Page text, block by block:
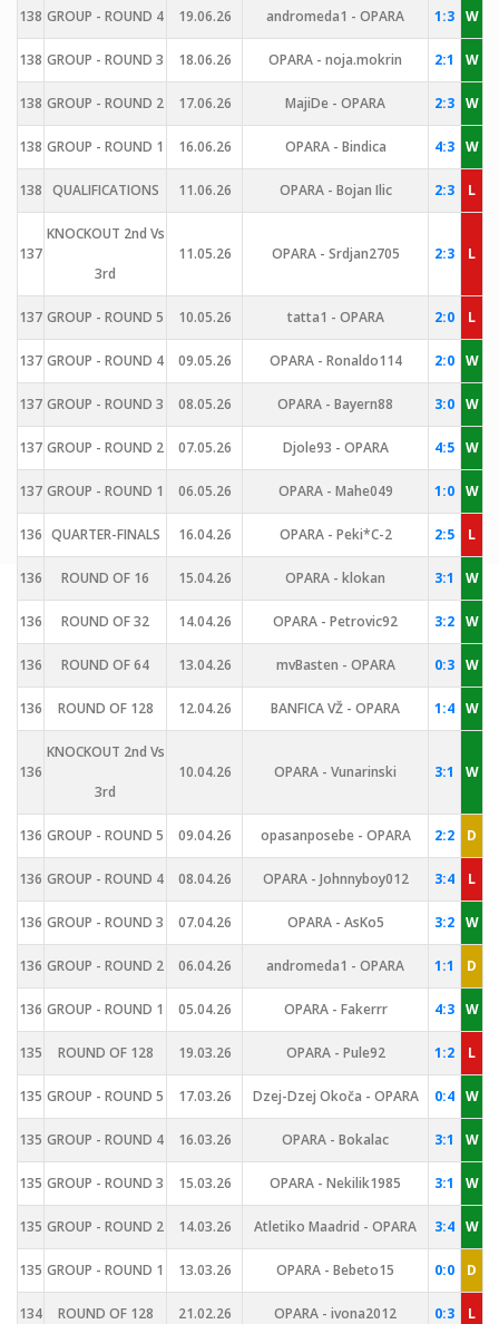
138 GROUP - ROUND 4 19.06.26 andromeda1 - OPARA 1:3 W
138 GROUP - ROUND 3 18.06.26 OPARA - noja.mokrin 2:1 W
138 GROUP - ROUND 2 17.06.26 MajiDe - OPARA 2:3 W
138 GROUP - ROUND 1 16.06.26 OPARA - Bindica 4:3 W
138 QUALIFICATIONS 11.06.26 OPARA - Bojan Ilic 2:3 L
137
KNOCKOUT 2nd Vs
3rd
11.05.26 OPARA - Srdjan2705 2:3 L
137 GROUP - ROUND 5 10.05.26 tatta1 - OPARA 2:0 L
137 GROUP - ROUND 4 09.05.26 OPARA - Ronaldo114 2:0 W
137 GROUP - ROUND 3 08.05.26 OPARA - Bayern88 3:0 W
137 GROUP - ROUND 2 07.05.26 Djole93 - OPARA 4:5 W
137 GROUP - ROUND 1 06.05.26 OPARA - Mahe049 1:0 W
136 QUARTER-FINALS 16.04.26 OPARA - Peki*C-2 2:5 L
136 ROUND OF 16 15.04.26 OPARA - klokan 3:1 W
136 ROUND OF 32 14.04.26 OPARA - Petrovic92 3:2 W
136 ROUND OF 64 13.04.26 mvBasten - OPARA 0:3 W
136 ROUND OF 128 12.04.26 BANFICA VŽ - OPARA 1:4 W
136
KNOCKOUT 2nd Vs
3rd
10.04.26 OPARA - Vunarinski 3:1 W
136 GROUP - ROUND 5 09.04.26 opasanposebe - OPARA 2:2 D
136 GROUP - ROUND 4 08.04.26 OPARA - Johnnyboy012 3:4 L
136 GROUP - ROUND 3 07.04.26 OPARA - AsKo5 3:2 W
136 GROUP - ROUND 2 06.04.26 andromeda1 - OPARA 1:1 D
136 GROUP - ROUND 1 05.04.26 OPARA - Fakerrr 4:3 W
135 ROUND OF 128 19.03.26 OPARA - Pule92 1:2 L
135 GROUP - ROUND 5 17.03.26 Dzej-Dzej Okoča - OPARA 0:4 W
135 GROUP - ROUND 4 16.03.26 OPARA - Bokalac 3:1 W
135 GROUP - ROUND 3 15.03.26 OPARA - Nekilik1985 3:1 W
135 GROUP - ROUND 2 14.03.26 Atletiko Maadrid - OPARA 3:4 W
135 GROUP - ROUND 1 13.03.26 OPARA - Bebeto15 0:0 D
134 ROUND OF 128 21.02.26 OPARA - ivona2012 0:3 L